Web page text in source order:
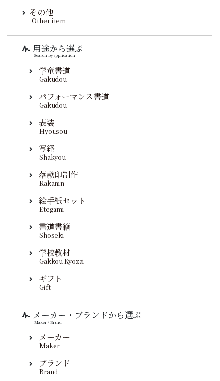
その他
Other item
用途から選ぶ
Search by application
学童書道
Gakudou
パフォーマンス書道
Gakudou
表装
Hyousou
写経
Shakyou
落款印制作
Rakanin
絵手紙セット
Etegami
書道書籍
Shoseki
学校教材
Gakkou Kyozai
ギフト
Gift
メーカー・ブランドから選ぶ
Maker / Brand
メーカー
Maker
ブランド
Brand